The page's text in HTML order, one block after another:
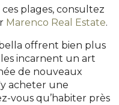
plages, consultez
Marenco Real Estate.
offrent bien plus
incarnent un art
de nouveaux
acheter une
vous qu’habiter près